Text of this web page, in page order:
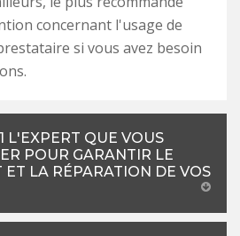
concernant l'usage de
si vous avez besoin
L'EXPERT QUE VOUS
POUR GARANTIR LE
LA RÉPARATION DE VOS